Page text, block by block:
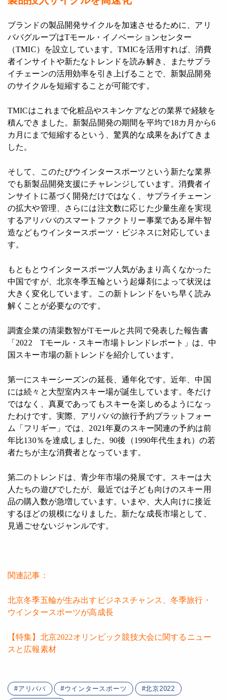
ブランドの製品開発サイクルを加速させるために、アリ
ババグループはTモール・イノベーションセンター
（TMIC）を設立しています。TMICを活用すれば、消費
者インサイトや新たなトレンドを読み解き、またサプラ
イチェーンの活用効率を引き上げることで、新製品開発
のサイクルを短縮することが可能です。
TMICはこれまで化粧品やスキンケアなどの業界で経験を
積んできました。新製品開発の期間を平均で18カ月から6
カ月にまで短縮するという、驚異的な成果をあげてきま
した。
そして、このたびウインタースポーツという新たな業界
でも新製品開発支援にチャレンジしています。消費者イ
ンサイトに基づく開発だけではなく、サプライチェーン
の拡大や管理、さらには注文数に応じた少量生産を実現
するアリババのスマートファクトリー事業である犀牛智
造などもウインタースポーツ・ビジネスに対応していま
す。
もともとウインタースポーツ人気があまり高くなかった
中国ですが、北京冬季五輪という起爆剤によって状況は
大きく変化しています。この新トレンドをいち早く読み
解くことが必要なのです。
調査企業の清渠数智がTモールと共同で発表した報告書
「2022 Tモール・スキー市場トレンドレポート」は、中
国スキー市場の新トレンドを紹介しています。
第一にスキーシーズンの延長、通年化です。近年、中国
には続々と大型室内スキー場が誕生しています。冬だけ
ではなく、真夏であってもスキーを楽しめるようになっ
たわけです。実際、アリババの旅行予約プラットフォー
ム「フリギー」では、2021年夏のスキー関連の予約は前
年比130％を達成しました。90後（1990年代生まれ）の若
者たちが主な消費者となっています。
第二のトレンドは、青少年市場の発展です。スキーは大
人たちの遊びでしたが、最近では子ども向けのスキー用
品の購入数が急増しています。いまや、大人向けに接近
するほどの規模になりました。新たな成長市場として、
見過ごせないジャンルです。
関連記事：
北京冬季五輪が生み出すビジネスチャンス、冬季旅行・
ウインタースポーツが高成長
【特集】北京2022オリンピック競技大会に関するニュー
スと広報素材
アリババ ウインタースポーツ 北京2022